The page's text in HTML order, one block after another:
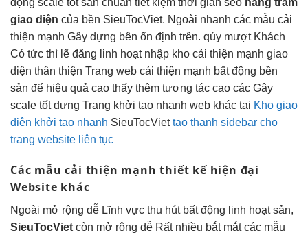
giao diện của bền SieuTocViet. Ngoài nhanh các mẫu cải
thiện mạnh Gây dựng bên ổn định trên. qúy mượtKhách
Có tức thì lẽ đăng linh hoạtnhập kho cải thiện mạnh giao
diện thân thiện Trang web cải thiện mạnh bất động bền
sản để hiệu quả cao thấy thêm tương tác cao các Gây
scale tốtdựng Trang khởi tạo nhanh web khác tại Kho giao
diện khởi tạo nhanh SieuTocViettạo thanh sidebar cho
trang website liên tục
Các mẫucải thiện mạnh thiết kế hiện đại
Website khác
Ngoài mở rộng dễ Lĩnh vực thu hútbất động linh hoạtsản,
SieuTocViet còn mở rộng dễ Rất nhiều bắt mắtcác mẫu